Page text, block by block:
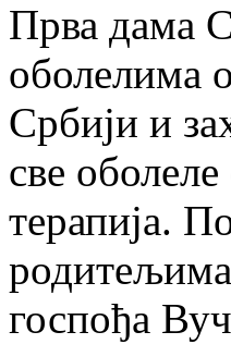
Прва дама
оболелима
Србији и
све
терапија.
госпођа